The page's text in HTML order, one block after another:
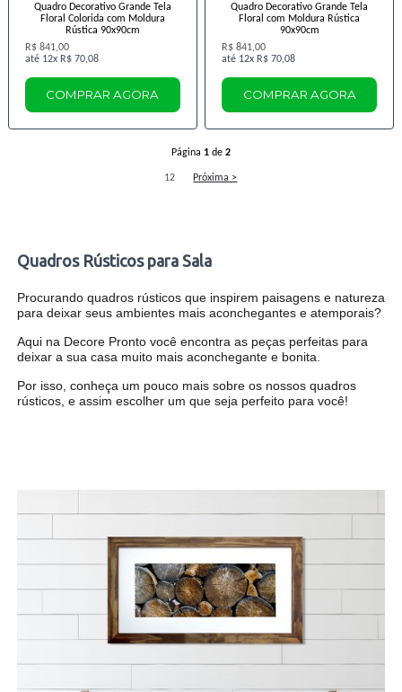
Quadro Decorativo Grande Tela
Floral Colorida com Moldura
Rústica 90x90cm
R$ 841,00
12x R$ 70,08
COMPRAR AGORA
Quadro Decorativo Grande Tela
Floral com Moldura Rústica
90x90cm
R$ 841,00
12x R$ 70,08
COMPRAR AGORA
Página 1de 2
12 Próxima >
Quadros Rústicos para Sala
Procurando quadros rústicos que inspirem paisagens e natureza
para deixar seus ambientes mais aconchegantes e atemporais?
Aqui na Decore Pronto você encontra as peças perfeitas para
deixar a sua casa muito mais aconchegante e bonita.
Por isso, conheça um pouco mais sobre os nossos quadros
rústicos, e assim escolher um que seja perfeito para você!